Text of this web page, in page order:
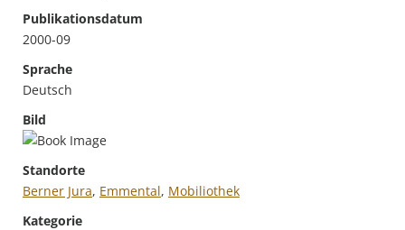
Publikationsdatum
2000-09
Sprache
Deutsch
Bild
Standorte
Berner Jura, Emmental, Mobiliothek
Kategorie